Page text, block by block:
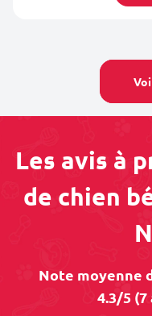
Les avis à
de chien
Note moyenne
4.3/5 (7